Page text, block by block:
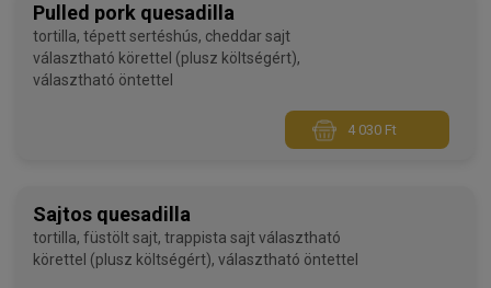
Pulled pork quesadilla
tortilla, tépett sertéshús, cheddar sajt
választható körettel (plusz költségért),
választható öntettel
4 030 Ft
Sajtos quesadilla
tortilla, füstölt sajt, trappista sajt választható
körettel (plusz költségért), választható öntettel